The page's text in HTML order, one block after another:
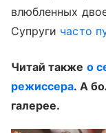
влюбленных
Супруги часто
Читай также о
режиссера. А
галерее.